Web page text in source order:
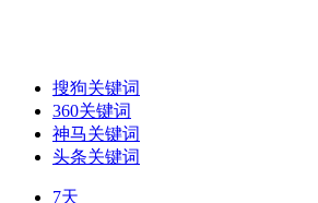
搜狗关键词
360关键词
神马关键词
头条关键词
7天